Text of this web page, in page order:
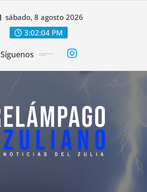
sábado, 8 agosto 2026
3:02:06 PM
Síguenos